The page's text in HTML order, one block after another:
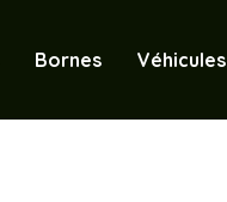
Bornes Véhicules